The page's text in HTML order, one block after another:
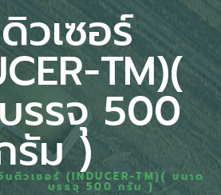
วเซอร์
TM)(
รรจุ 500
รัม )
นดิวเซอร์ (INDUCER-TM)( ขนาด
บรรจุ 500 กรัม )